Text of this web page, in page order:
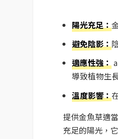
陽光充足：
避免陰影：
適應性強：
導致植物生
溫度影響：
提供金魚草適
充足的陽光，